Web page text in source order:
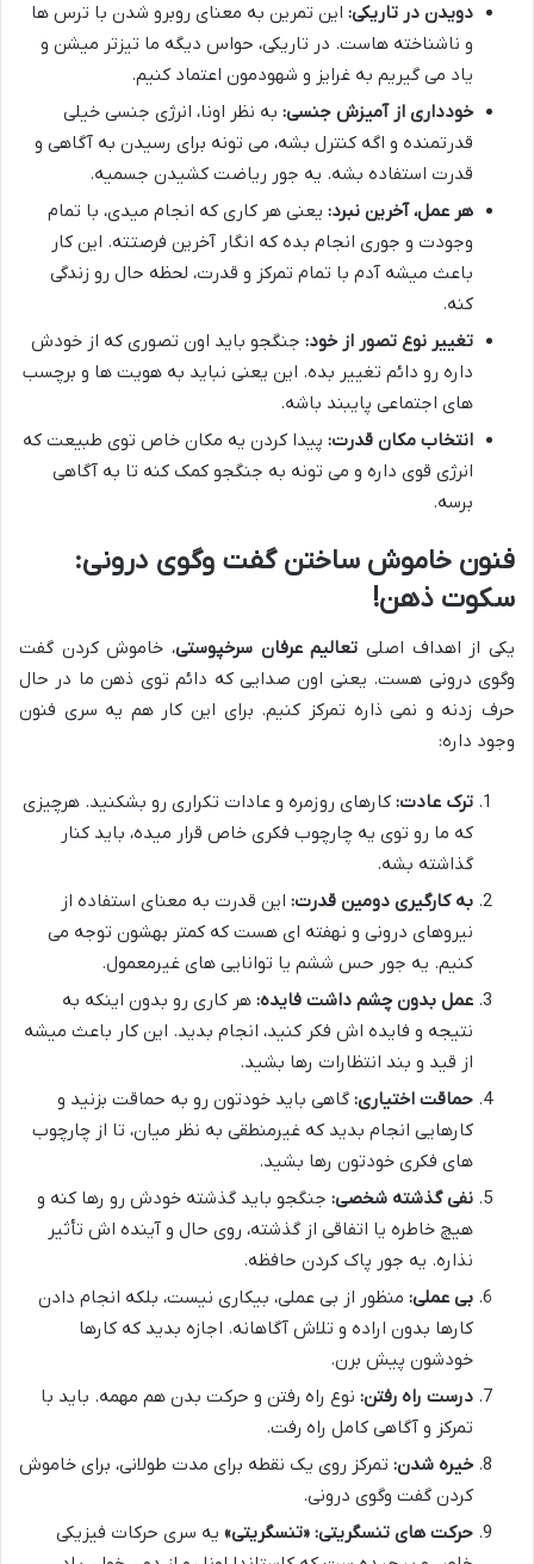
دویدن در تاریکی: این تمرین به معنای روبرو شدن با ترس ها
و ناشناخته هاست. در تاریکی، حواس دیگه ما تیزتر میشن و
یاد می گیریم به غرایز و شهودمون اعتماد کنیم.
خودداری از آمیزش جنسی: به نظر اونا، انرژی جنسی خیلی
قدرتمنده و اگه کنترل بشه، می تونه برای رسیدن به آگاهی و
قدرت استفاده بشه. یه جور ریاضت کشیدن جسمیه.
هر عمل، آخرین نبرد: یعنی هر کاری که انجام میدی، با تمام
وجودت و جوری انجام بده که انگار آخرین فرصتته. این کار
باعث میشه آدم با تمام تمرکز و قدرت، لحظه حال رو زندگی
کنه.
تغییر نوع تصور از خود: جنگجو باید اون تصوری که از خودش
داره رو دائم تغییر بده. این یعنی نباید به هویت ها و برچسب
های اجتماعی پایبند باشه.
انتخاب مکان قدرت: پیدا کردن یه مکان خاص توی طبیعت که
انرژی قوی داره و می تونه به جنگجو کمک کنه تا به آگاهی
برسه.
فنون خاموش ساختن گفت وگوی درونی:
سکوت ذهن!
یکی از اهداف اصلی تعالیم عرفان سرخپوستی، خاموش کردن گفت
وگوی درونی هست. یعنی اون صدایی که دائم توی ذهن ما در حال
حرف زدنه و نمی ذاره تمرکز کنیم. برای این کار هم یه سری فنون
وجود داره:
ترک عادت: کارهای روزمره و عادات تکراری رو بشکنید. هرچیزی
که ما رو توی یه چارچوب فکری خاص قرار میده، باید کنار
گذاشته بشه.
به کارگیری دومین قدرت: این قدرت به معنای استفاده از
نیروهای درونی و نهفته ای هست که کمتر بهشون توجه می
کنیم. یه جور حس ششم یا توانایی های غیرمعمول.
عمل بدون چشم داشت فایده: هر کاری رو بدون اینکه به
نتیجه و فایده اش فکر کنید، انجام بدید. این کار باعث میشه
از قید و بند انتظارات رها بشید.
حماقت اختیاری: گاهی باید خودتون رو به حماقت بزنید و
کارهایی انجام بدید که غیرمنطقی به نظر میان، تا از چارچوب
های فکری خودتون رها بشید.
نفی گذشته شخصی: جنگجو باید گذشته خودش رو رها کنه و
هیچ خاطره یا اتفاقی از گذشته، روی حال و آینده اش تأثیر
نذاره. یه جور پاک کردن حافظه.
بی عملی: منظور از بی عملی، بیکاری نیست، بلکه انجام دادن
کارها بدون اراده و تلاش آگاهانه. اجازه بدید که کارها
خودشون پیش برن.
درست راه رفتن: نوع راه رفتن و حرکت بدن هم مهمه. باید با
تمرکز و آگاهی کامل راه رفت.
خیره شدن: تمرکز روی یک نقطه برای مدت طولانی، برای خاموش
کردن گفت وگوی درونی.
حرکت های تنسگریتی: «تنسگریتی» یه سری حرکات فیزیکی